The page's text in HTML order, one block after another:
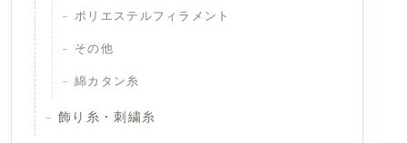
ポリエステルフィラメント
その他
綿カタン糸
飾り糸・刺繍糸